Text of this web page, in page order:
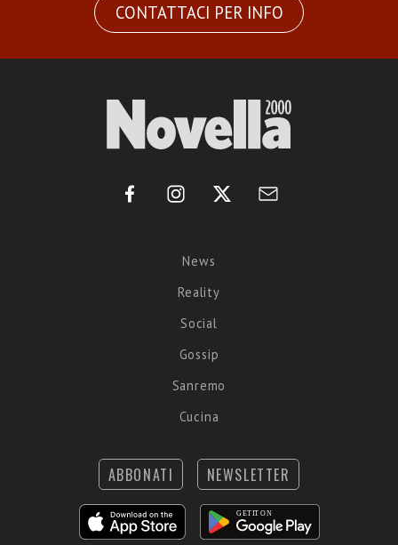
CONTATTACI PER INFO
News
Reality
Social
Gossip
Sanremo
Cucina
ABBONATI NEWSLETTER